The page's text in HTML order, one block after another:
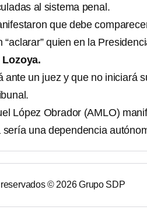
al sistema penal.
que debe
“aclarar” quien en la
ante un juez y que no iniciará
López Obrador (AMLO)
una dependencia
reservados ©2026Grupo SDP